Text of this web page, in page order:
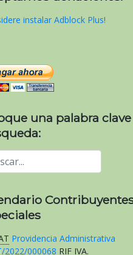
instalar Adblock Plus!
una palabra
Providencia Administrativa
2022/000068 RIF IVA.